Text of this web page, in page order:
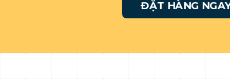
ĐẶT HÀNG NGAY